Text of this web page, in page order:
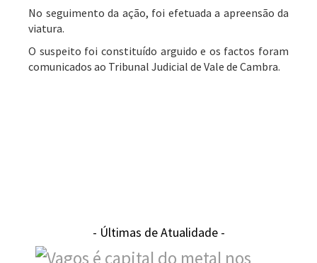
No seguimento da ação, foi efetuada a apreensão da
viatura.
O suspeito foi constituído arguido e os factos foram
comunicados ao Tribunal Judicial de Vale de Cambra.
- Últimas de Atualidade -